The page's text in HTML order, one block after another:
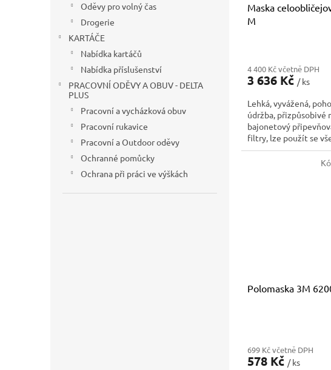
Oděvy pro volný čas
Drogerie
KARTÁČE
Nabídka kartáčů
Nabídka příslušenství
PRACOVNÍ ODĚVY A OBUV - DELTA
PLUS
Pracovní a vycházková obuv
Pracovní rukavice
Pracovní a Outdoor oděvy
Ochranné pomůcky
Ochrana při práci ve výškách
Maska
M
4 400 Kč včetně DPH
3 636 Kč / ks
Lehká, vyvážená,
údržba, přizpůsobivé
bajonetový
filtry, lze použít se
2000, 5000 a
široký
Polomaska 3M
699 Kč včetně DPH
578 Kč / ks